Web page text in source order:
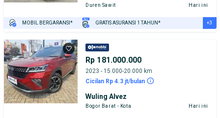
Duren Sawit Hari ini
MOBIL BERGARANSI* GRATIS ASURANSI 1 TAHUN*
PENJUAL TERVERIFIKASI
+3
Rp 181.000.000
2023 - 15.000-20.000 km
Cicilan Rp 4.3 jt/bulan
Wuling Alvez
Bogor Barat - Kota Hari ini